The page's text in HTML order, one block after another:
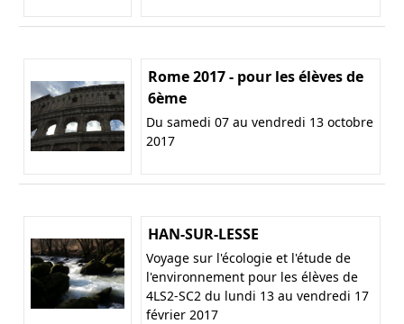
Rome 2017 - pour les élèves de
6ème
Du samedi 07 au vendredi 13 octobre
2017
HAN-SUR-LESSE
Voyage sur l'écologie et l'étude de
l'environnement pour les élèves de
4LS2-SC2 du lundi 13 au vendredi 17
février 2017